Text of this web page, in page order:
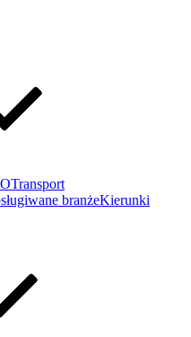
Transport
branżeKierunki